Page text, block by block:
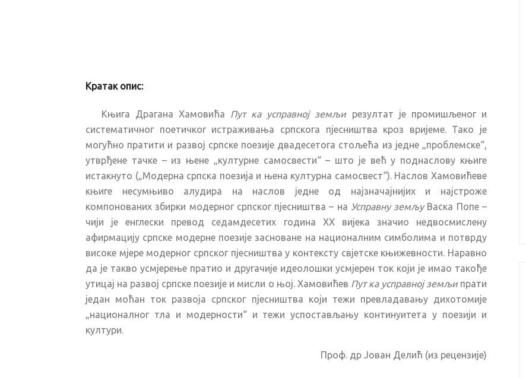
Кратак опис:
Књига Драгана Хамовића Пут ка усправној земљи резултат је промишљеног и
систематичног поетичког истраживања српскога пјесништва кроз вријеме. Тако је
могућно пратити и развој српске поезије двадесетога стољећа из једне „проблемске“,
утврђене тачке – из њене „културне самосвести“ – што је већ у поднаслову књиге
истакнуто („Модерна српска поезија и њена културна самосвест“). Наслов Хамовићеве
књиге несумњиво алудира на наслов једне од најзначајнијих и најстроже
компонованих збирки модерног српског пјесништва – на Усправну земљуВаска Попе –
чији је енглески превод седамдесетих година XX вијека значио недвосмислену
афирмацију српске модерне поезије засноване на националним симболима и потврду
високе мјере модерног српског пјесништва у контексту свјетске књижевности. Наравно
да је такво усмјерење пратио и другачије идеолошки усмјерен ток који је имао такође
утицај на развој српске поезије и мисли о њој. Хамовићев Пут ка усправној земљипрати
један моћан ток развоја српског пјесништва који тежи превладавању дихотомије
„националног тла и модерности“ и тежи успостављању континуитета у поезији и
култури.
Проф. др Јован Делић (из рецензије)